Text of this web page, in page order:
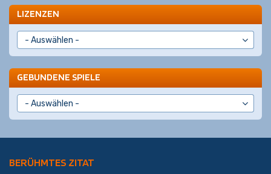
LIZENZEN
GEBUNDENE SPIELE
BERÜHMTES ZITAT